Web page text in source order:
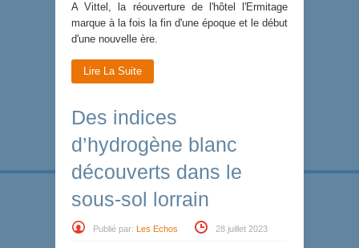
A Vittel, la réouverture de l'hôtel l'Ermitage
marque à la fois la fin d'une époque et le début
d'une nouvelle ère.
Lire La Suite
Des indices
d’hydrogène blanc
découverts dans le
sous-sol lorrain
Publié par: Les Echos 28 juillet 2023